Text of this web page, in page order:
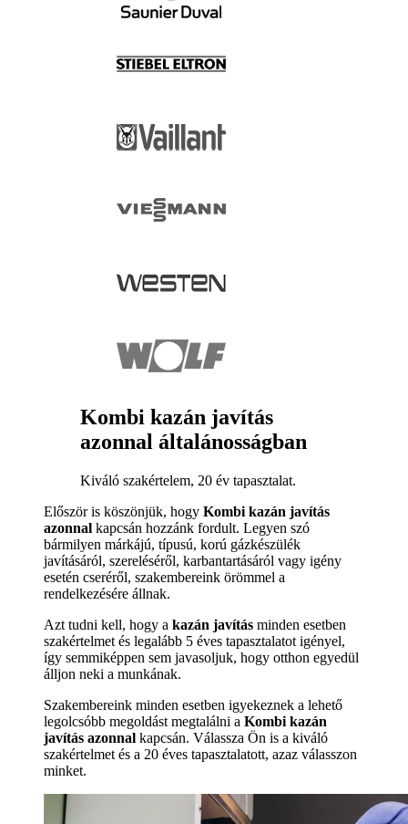
Kombi kazán javítás
azonnal általánosságban
Kiváló szakértelem, 20 év tapasztalat.
Először is köszönjük, hogy Kombi kazán javítás
azonnal kapcsán hozzánk fordult. Legyen szó
bármilyen márkájú, típusú, korú gázkészülék
javításáról, szereléséről, karbantartásáról vagy igény
esetén cseréről, szakembereink örömmel a
rendelkezésére állnak.
Azt tudni kell, hogy a kazán javítás minden esetben
szakértelmet és legalább 5 éves tapasztalatot igényel,
így semmiképpen sem javasoljuk, hogy otthon egyedül
álljon neki a munkának.
Szakembereink minden esetben igyekeznek a lehető
legolcsóbb megoldást megtalálni a Kombi kazán
javítás azonnal kapcsán. Válassza Ön is a kiváló
szakértelmet és a 20 éves tapasztalatott, azaz válasszon
minket.